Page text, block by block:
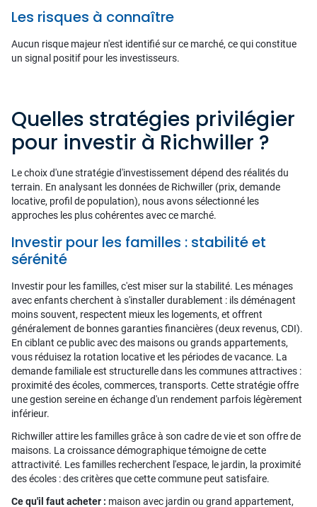
Les risques à connaître
Aucun risque majeur n'est identifié sur ce marché, ce qui constitue
un signal positif pour les investisseurs.
Quelles stratégies privilégier
pour investir à Richwiller ?
Le choix d'une stratégie d'investissement dépend des réalités du
terrain. En analysant les données de Richwiller (prix, demande
locative, profil de population), nous avons sélectionné les
approches les plus cohérentes avec ce marché.
Investir pour les familles : stabilité et
sérénité
Investir pour les familles, c'est miser sur la stabilité. Les ménages
avec enfants cherchent à s'installer durablement : ils déménagent
moins souvent, respectent mieux les logements, et offrent
généralement de bonnes garanties financières (deux revenus, CDI).
En ciblant ce public avec des maisons ou grands appartements,
vous réduisez la rotation locative et les périodes de vacance. La
demande familiale est structurelle dans les communes attractives :
proximité des écoles, commerces, transports. Cette stratégie offre
une gestion sereine en échange d'un rendement parfois légèrement
inférieur.
Richwiller attire les familles grâce à son cadre de vie et son offre de
maisons. La croissance démographique témoigne de cette
attractivité. Les familles recherchent l'espace, le jardin, la proximité
des écoles : des critères que cette commune peut satisfaire.
Ce qu'il faut acheter : maison avec jardin ou grand appartement,